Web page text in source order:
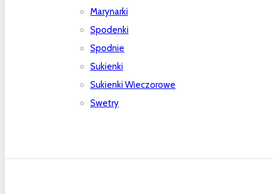
Marynarki
Spodenki
Spodnie
Sukienki
Sukienki Wieczorowe
Swetry